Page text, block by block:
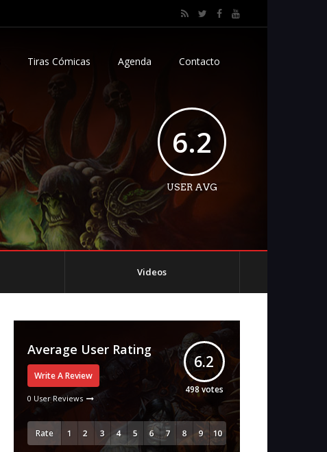
Tiras Cómicas Agenda Contacto
6.2
USER AVG
Videos
Average User Rating
Write A Review
0 User Reviews
6.2
498votes
Rate